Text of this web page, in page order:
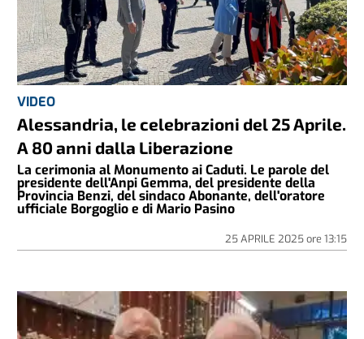
VIDEO
Alessandria, le celebrazioni del 25 Aprile.
A 80 anni dalla Liberazione
La cerimonia al Monumento ai Caduti. Le parole del
presidente dell'Anpi Gemma, del presidente della
Provincia Benzi, del sindaco Abonante, dell'oratore
ufficiale Borgoglio e di Mario Pasino
25 APRILE 2025ore 13:15